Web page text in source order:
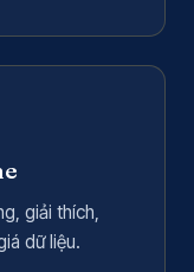
giải thích,
dữ liệu.